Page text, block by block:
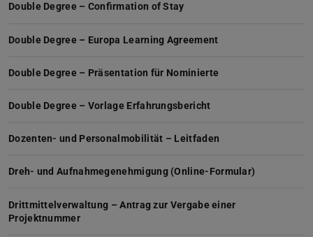
Double Degree – Confirmation of Stay
Double Degree – Europa Learning Agreement
Double Degree – Präsentation für Nominierte
Double Degree – Vorlage Erfahrungsbericht
Dozenten- und Personalmobilität – Leitfaden
Dreh- und Aufnahmegenehmigung (Online-Formular)
Drittmittelverwaltung – Antrag zur Vergabe einer
Projektnummer